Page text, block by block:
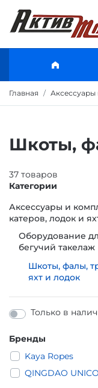
Главная Аксессуары
Шкоты,
37 товаров
Категории
Аксессуары и
катеров, лодок и
Оборудование
бегучий такелаж
Шкоты, фалы,
яхт и лодок
Только в
Бренды
Kaya Ropes
QINGDAO